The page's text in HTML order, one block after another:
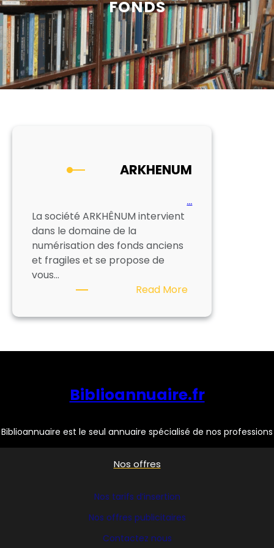
FONDS
ARKHENUM
…
La société ARKHÊNUM intervient
dans le domaine de la
numérisation des fonds anciens
et fragiles et se propose de
vous…
Read More:
Biblioannuaire.fr
Biblioannuaire est le seul annuaire spécialisé de nos professions
Nos offres
Nos tarifs d’insertion
Nos offres publicitaires
Contactez nous